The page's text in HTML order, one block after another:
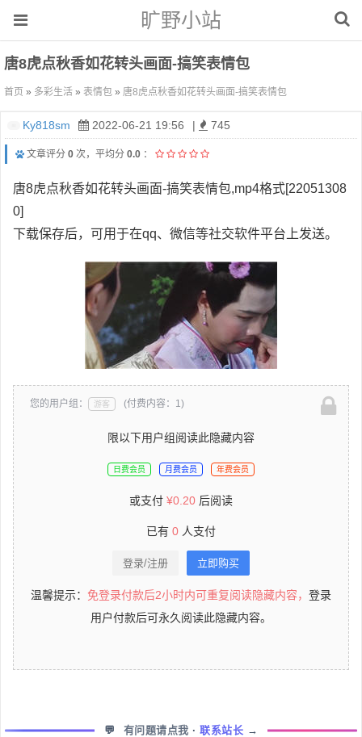
旷野小站
唐8虎点秋香如花转头画面-搞笑表情包
首页 » 多彩生活 » 表情包 » 唐8虎点秋香如花转头画面-搞笑表情包
Ky818sm 2022-06-21 19:56 | 745
文章评分 0 次，平均分 0.0 ：
唐8虎点秋香如花转头画面-搞笑表情包,mp4格式[22051308
0]
下载保存后，可用于在qq、微信等社交软件平台上发送。
您的用户组： 游客 (付费内容：1)
限以下用户组阅读此隐藏内容
日费会员 月费会员 年费会员
或支付 ¥0.20 后阅读
已有 0 人支付
登录/注册 立即购买
温馨提示： 免登录付款后2小时内可重复阅读隐藏内容， 登录
用户付款后可永久阅读此隐藏内容。
💬 有问题请点我 ·联系站长 →